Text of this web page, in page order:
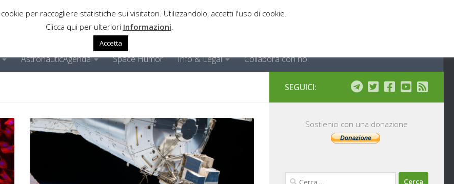
AstronauticAgenda Space Humor Info & Legal Collabora con noi
SEGUICI:
Sostienici con una donazione
Ricerca
per raccogliere statistiche sui visitatori. Utilizzandolo, accetti l'uso di cookie.
Clicca qui per ulteriori Informazioni
Accetta